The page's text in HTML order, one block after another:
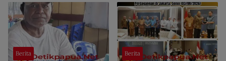
81 Kemerdekaan RI
Berita Berita